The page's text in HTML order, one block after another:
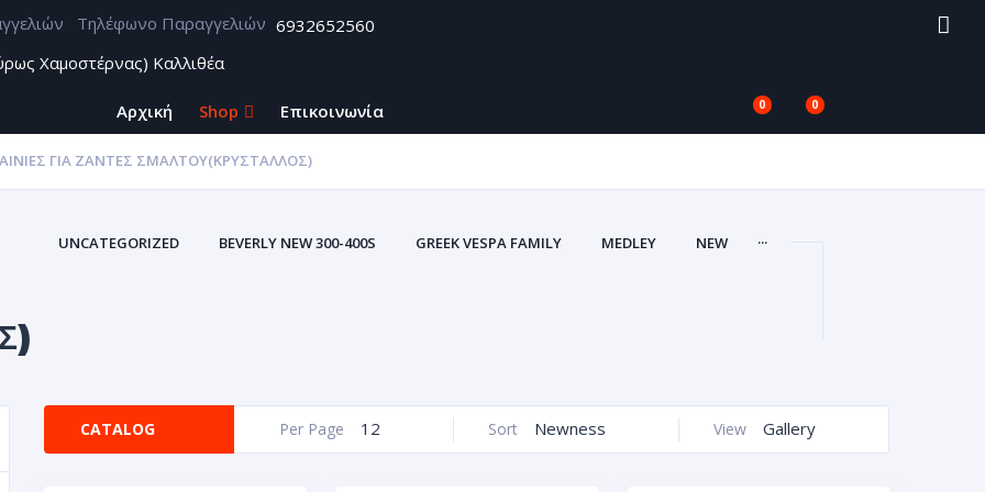
Τηλέφωνο Παραγγελιών 6932652560
Χαμοστέρνας) Καλλιθέα
Αρχική Shop Επικοινωνία 0 0
ΓΙΑ ΖΆΝΤΕΣ ΣΜΆΛΤΟΥ(ΚΡΎΣΤΑΛΛΟΣ)
UNCATEGORIZED BEVERLY NEW 300-400S GREEK VESPA FAMILY MEDLEY NEW ...
CATALOG View Gallery
Sort Newness
Per Page 12